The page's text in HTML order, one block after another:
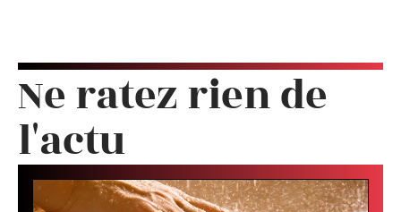
Ne ratez rien de
l'actu